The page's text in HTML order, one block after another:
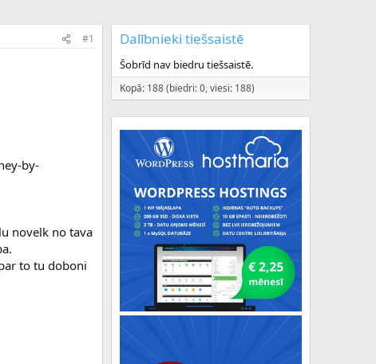
#1
by-
novelk no tava
to tu doboni
Dalībnieki tiešsaistē
Šobrīd nav biedru tiešsaistē.
Kopā: 188 (biedri: 0, viesi: 188)